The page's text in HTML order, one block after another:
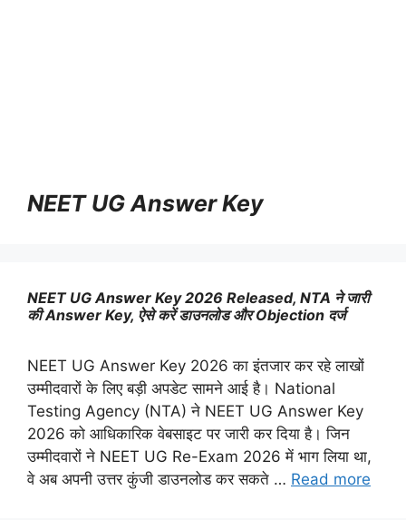
NEET UG Answer Key
NEET UG Answer Key 2026 Released, NTA ने जारी
की Answer Key, ऐसे करें डाउनलोड और Objection दर्ज
NEET UG Answer Key 2026 का इंतजार कर रहे लाखों
उम्मीदवारों के लिए बड़ी अपडेट सामने आई है। National
Testing Agency (NTA) ने NEET UG Answer Key
2026 को आधिकारिक वेबसाइट पर जारी कर दिया है। जिन
उम्मीदवारों ने NEET UG Re-Exam 2026 में भाग लिया था,
वे अब अपनी उत्तर कुंजी डाउनलोड कर सकते … Read more